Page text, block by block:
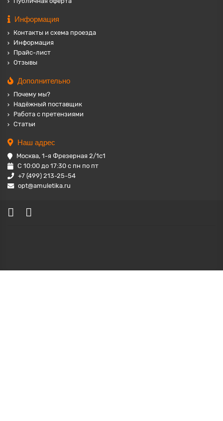
Информация
Контакты и схема проезда
Информация
Прайс-лист
Отзывы
Дополнительно
Почему мы?
Надёжный поставщик
Работа с претензиями
Статьи
Наш адрес
Москва, 1-я Фрезерная 2/1с1
С 10:00 до 17:30 с пн по пт
+7 (499) 213-25-54
opt@amuletika.ru